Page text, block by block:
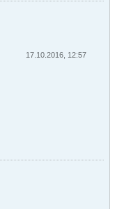
17.10.2016, 12:57